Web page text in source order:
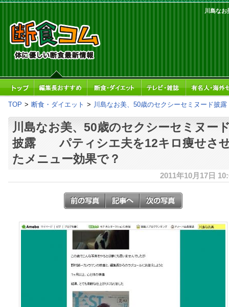
川島な
TOP > 断食・ダイエット > 川島なお美、50歳のセクシーセミヌード
川島なお美、50歳のセクシーセミヌー
披露 パティシエ夫を12キロ痩せさ
たメニュー効果で？
2011年10月17日